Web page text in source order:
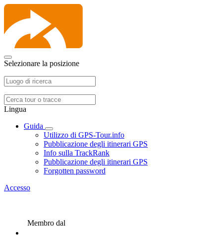
Selezionare la posizione
Lingua
Guida
Utilizzo di GPS-Tour.info
Pubblicazione degli itinerari GPS
Info sulla TrackRank
Pubblicazione degli itinerari GPS
Forgotten password
Accesso
Membro dal